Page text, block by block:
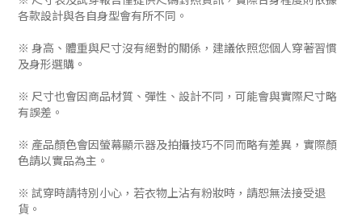
各款設計與各自身型會有所不同。
※ 身高、體重與尺寸沒有絕對的關係，建議依照您個人穿著習慣
及身形選購。
※ 尺寸也會因商品材質、彈性、設計不同，可能會與實際尺寸略
有誤差。
※ 產品顏色會因螢幕顯示器及拍攝技巧不同而略有差異，實際顏
色請以實品為主。
※ 試穿時請特別小心，若衣物上沾有粉妝時，請恕無法接受退
貨。